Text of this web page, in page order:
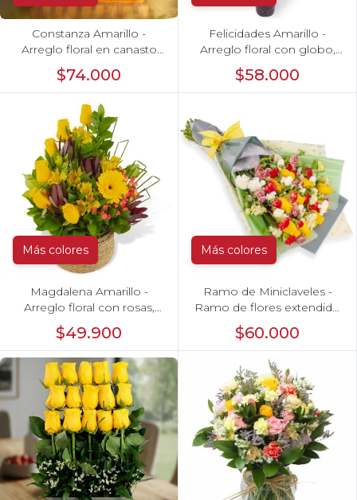
Constanza Amarillo -
Arreglo floral en canasto
con gerberas, rosas,
minirosas y astromelias
amarillas
$74.000
Felicidades Amarillo -
Arreglo floral con globo,
gerberas y astromelias
amarillas e hypericum
$58.000
Más colores
Magdalena Amarillo -
Arreglo floral con rosas,
gerbera y astromelias
amarillas
$49.900
Más colores
Ramo de Miniclaveles -
Ramo de flores extendido
con miniclaveles y rosas
amarillas
$60.000